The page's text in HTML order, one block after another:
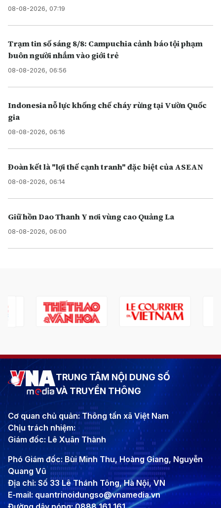
08-08-2026, 07:19
Trạm tin số sáng 8/8: Campuchia cảnh báo tội phạm
buôn người nhắm vào giới trẻ
08-08-2026, 06:56
Indonesia nỗ lực khống chế cháy rừng tại Vườn Quốc
gia
08-08-2026, 06:16
Đoàn kết là "lợi thế cạnh tranh" đặc biệt của ASEAN
08-08-2026, 06:14
Giữ hồn Dao Thanh Y nơi vùng cao Quảng La
08-08-2026, 06:00
TRUNG TÂM NỘI DUNG SỐ
VÀ TRUYỀN THÔNG
Cơ quan chủ quản: Thông tấn xã Việt Nam
Chịu trách nhiệm:
Giám đốc: Lê Xuân Thành
Phó Giám đốc: Bùi Minh Thu, Hoàng Giang, Nguyễn
Quang Vũ
Địa chỉ: Số 33 Lê Thánh Tông, Hà Nội, VN
E-mail: quantrinoidungso@vnamedia.vn